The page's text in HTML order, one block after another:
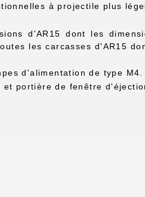
à projectile plus
d'AR15 dont les
les carcasses d'AR15
d'alimentation de type M4.
portière de fenêtre